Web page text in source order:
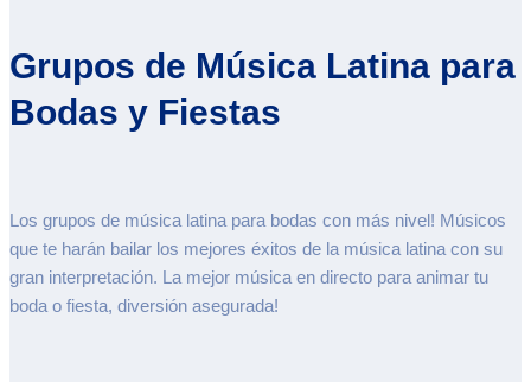
Grupos de Música Latina para
Bodas y Fiestas
Los grupos de música latina para bodas con más nivel! Músicos
que te harán bailar los mejores éxitos de la música latina con su
gran interpretación. La mejor música en directo para animar tu
boda o fiesta, diversión asegurada!